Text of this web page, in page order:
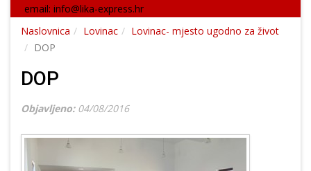
email: info@lika-express.hr
Naslovnica
Lovinac
Lovinac- mjesto ugodno za život
DOP
DOP
Objavljeno: 04/08/2016